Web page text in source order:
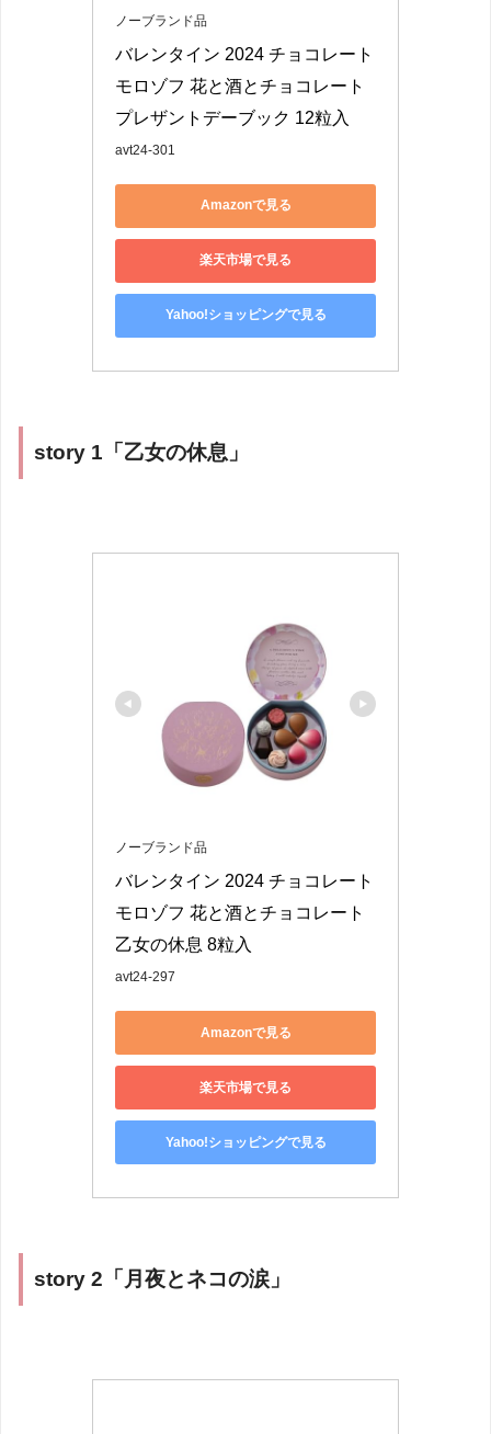
ノーブランド品
バレンタイン 2024 チョコレート
モロゾフ 花と酒とチョコレート
プレザントデーブック 12粒入
avt24-301
Amazonで見る
楽天市場で見る
Yahoo!ショッピングで見る
story 1「乙女の休息」
ノーブランド品
バレンタイン 2024 チョコレート
モロゾフ 花と酒とチョコレート
乙女の休息 8粒入
avt24-297
Amazonで見る
楽天市場で見る
Yahoo!ショッピングで見る
story 2「月夜とネコの涙」